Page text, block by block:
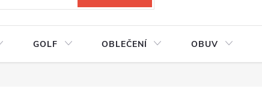
GOLF OBLEČENÍ OBUV